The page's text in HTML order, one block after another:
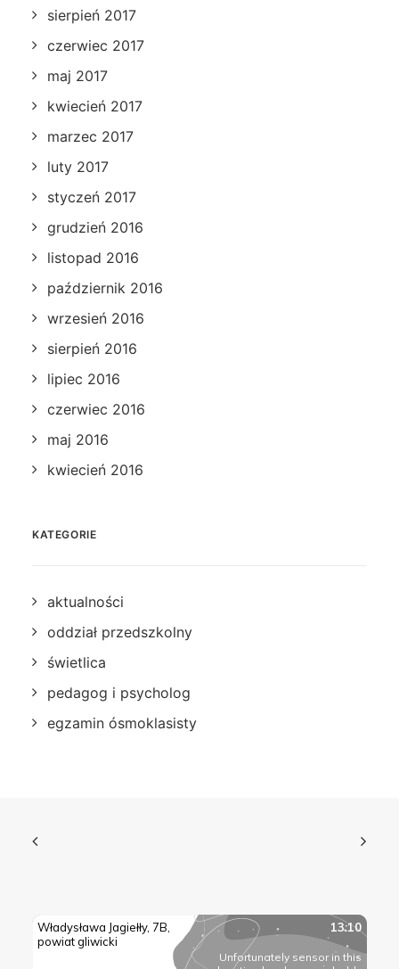
sierpień 2017
czerwiec 2017
maj 2017
kwiecień 2017
marzec 2017
luty 2017
styczeń 2017
grudzień 2016
listopad 2016
październik 2016
wrzesień 2016
sierpień 2016
lipiec 2016
czerwiec 2016
maj 2016
kwiecień 2016
KATEGORIE
aktualności
oddział przedszkolny
świetlica
pedagog i psycholog
egzamin ósmoklasisty